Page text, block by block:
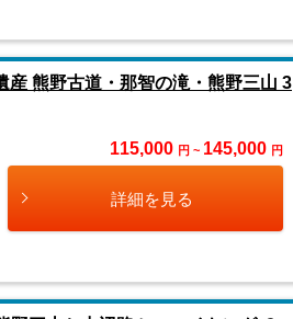
産 熊野古道・那智の滝・熊野三山 3
115,000 円 ~ 145,000 円
詳細を見る